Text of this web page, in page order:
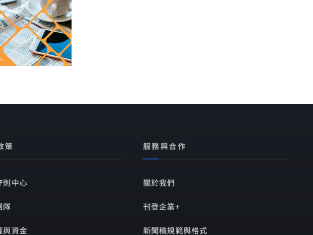
策
則中心
隊
與資金
服務與合作
關於我們
刊登企業+
新聞稿規範與格式